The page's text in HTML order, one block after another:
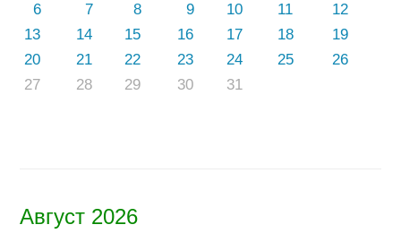
6
7 8 9 10 11
12
13
14 15 16 17 18
19
20
21 22 23 24 25
26
27
28 29 30 31
Август 2026